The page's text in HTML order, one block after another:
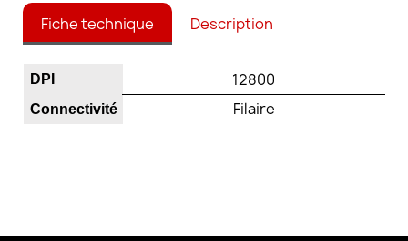
Fiche technique Description
DPI 12800
Connectivité Filaire